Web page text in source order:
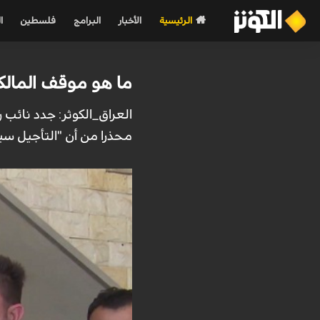
الرئيسية الأخبار البرامج فلسطين
ما هو موقف
العراق_الكوثر: جدد
محذرا من أن "التأجيل